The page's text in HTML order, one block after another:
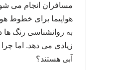
مسافران انجام می
هواپیما برای خطوط
به روانشناسی رنگ
زیادی می دهد. اما چرا
آبی هستند؟